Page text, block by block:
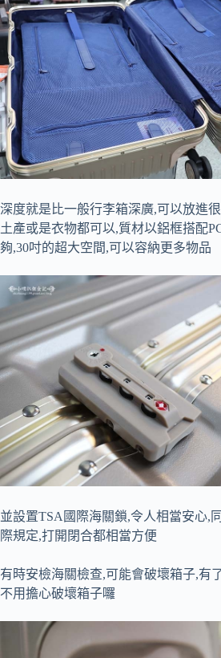
深度就是比一般行李箱深廣,可以放進
土產或是衣物都可以,質材以鋁框搭配
夠,30吋的超大空間,可以容納更多物品
並設置TSA 國際海關鎖,令人相當安心,
際規定,打開閉合都相當方便
有時安檢海關檢查,可能會破壞箱子,有
不用擔心破壞箱子囉